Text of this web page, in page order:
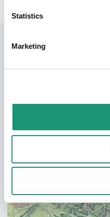
Statistics
Marketing